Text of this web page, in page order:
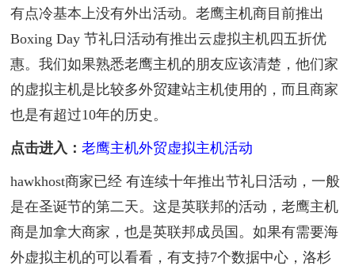
有点冷基本上没有外出活动。老鹰主机商目前推出
Boxing Day 节礼日活动有推出云虚拟主机四五折优
惠。我们如果熟悉老鹰主机的朋友应该清楚，他们家
的虚拟主机是比较多外贸建站主机使用的，而且商家
也是有超过10年的历史。
点击进入： 老鹰主机外贸虚拟主机活动
hawkhost商家已经 有连续十年推出节礼日活动，一般
是在圣诞节的第二天。这是英联邦的活动，老鹰主机
商是加拿大商家，也是英联邦成员国。如果有需要海
外虚拟主机的可以看看，有支持7个数据中心，洛杉